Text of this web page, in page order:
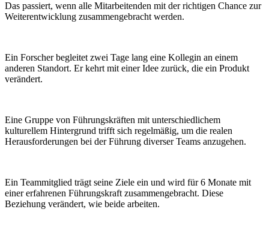
Das passiert, wenn alle Mitarbeitenden mit der richtigen Chance zur
Weiterentwicklung zusammengebracht werden.
Ein Forscher begleitet zwei Tage lang eine Kollegin an einem
anderen Standort. Er kehrt mit einer Idee zurück, die ein Produkt
verändert.
Eine Gruppe von Führungskräften mit unterschiedlichem
kulturellem Hintergrund trifft sich regelmäßig, um die realen
Herausforderungen bei der Führung diverser Teams anzugehen.
Ein Teammitglied trägt seine Ziele ein und wird für 6 Monate mit
einer erfahrenen Führungskraft zusammengebracht. Diese
Beziehung verändert, wie beide arbeiten.